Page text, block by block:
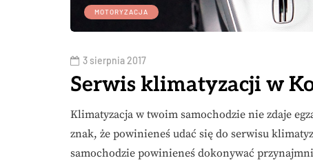
MOTORYZACJA
3 sierpnia 2017
Serwis klimatyzacji w
Klimatyzacja w twoim samochodzie nie zdaje
znak, że powinieneś udać się do serwisu
samochodzie powinieneś dokonywać